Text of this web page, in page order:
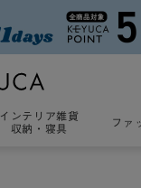
インテリア雑貨
収納・寝具
ファ